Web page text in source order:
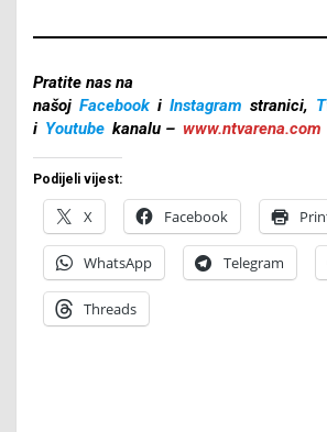
Pratite nas na
našoj Facebook i Instagram stranici,
i Youtube kanalu – www.ntvarena.com
Podijeli vijest:
X Facebook
WhatsApp Telegram
Threads